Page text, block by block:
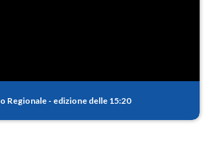
Regionale - edizione delle 15:20